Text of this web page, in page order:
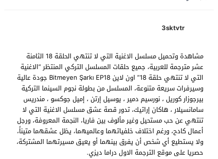
3sktvtr
مشاهدة وتحميل مسلسل الاغنية التي لا تنتهي الحلقة 18 الثامنة
عشر مترجمة للعربية، جميع حلقات المسلسل التركي المنتظر “الاغنية
التي لا تنتهي حلقة 18” اون لاين Bitmeyen Şarkı EP18 جودة عالية
وسيرفرات سريعة متنوعة، المسلسل من بطولة نجوم السينما التركية
بيرجوزار كوريل ، نورسيم دمير ، يوسيل إرتن ، إميل جوكسو ، مندريس
سامانسيلار ، هاكان إراتيك، تدور قصة عشق مسلسل الاغنية التي لا
تنتهي عن حب مستحيل وغير مألوف بين فاريا، النجمة المعروفة، ورجل
أعمال كادح، ورغم اختلاف خلفياتهما وعالميهما، يظل عشقهما متيناً،
ولا يستطيع أي شخص أن يفرق بينهما أو يعيق مسيرتهما المشتركة،
حصريا على موقع الترجمة الاول دراما ديزي.